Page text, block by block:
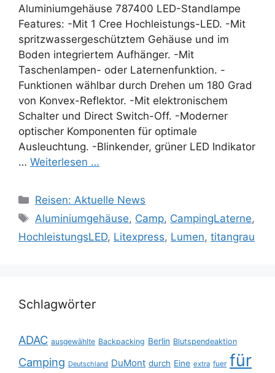
Aluminiumgehäuse 787400 LED-Standlampe
Features: -Mit 1 Cree Hochleistungs-LED. -Mit
spritzwassergeschütztem Gehäuse und im
Boden integriertem Aufhänger. -Mit
Taschenlampen- oder Laternenfunktion. -
Funktionen wählbar durch Drehen um 180 Grad
von Konvex-Reflektor. -Mit elektronischem
Schalter und Direct Switch-Off. -Moderner
optischer Komponenten für optimale
Ausleuchtung. -Blinkender, grüner LED Indikator
… Weiterlesen …
Kategorien
Reisen: Aktuelle News
Schlagwörter
Aluminiumgehäuse, Camp, CampingLaterne,
HochleistungsLED, Litexpress, Lumen, titangrau
Schlagwörter
ADAC ausgewählte Backpacking Berlin Blutspendeaktion
Camping Deutschland DuMont durch Eine extra fuer für